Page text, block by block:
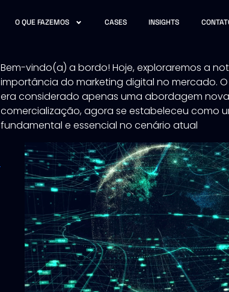
O QUE FAZEMOS CASES INSIGHTS
Bem-vindo(a) a bordo! Hoje, exploraremos a
importância do marketing digital no mercado.
era considerado apenas uma abordagem
comercialização, agora se estabeleceu como
fundamental e essencial no cenário atual